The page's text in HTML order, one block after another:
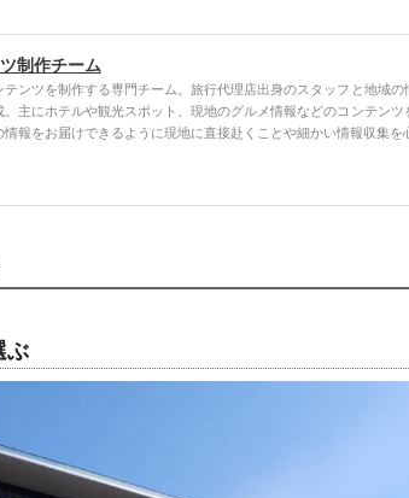
制作チーム
テンツを制作する専門チーム。旅行代理店出身のスタッフと地域の
。主にホテルや観光スポット、現地のグルメ情報などのコンテンツ
報をお届けできるように現地に直接赴くことや細かい情報収集を
ぶ